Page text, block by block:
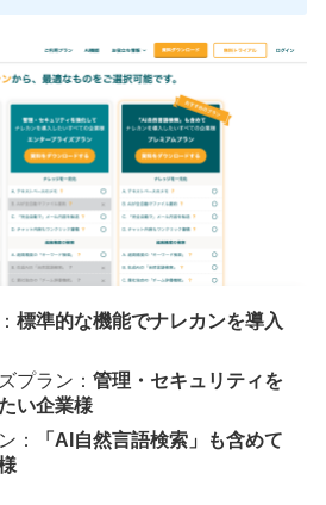
標準的な機能でナレカンを導入
プラン： 管理・セキュリティを
い企業様
：
「AI自然言語検索」も含めて